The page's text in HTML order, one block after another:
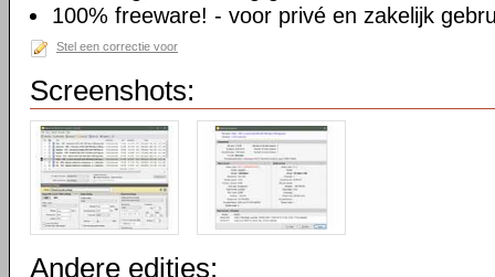
100% freeware! - voor privé en zakelijk
Stel een correctie voor
Screenshots:
Andere edities: